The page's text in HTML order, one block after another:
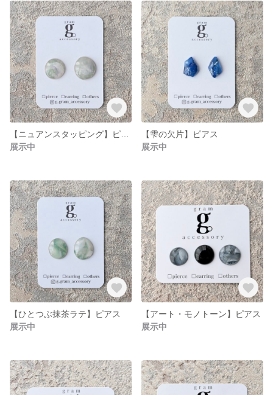
展示中
【雫の欠片】ピアス
展示中
【ひとつぶ抹茶ラテ】ピアス
展示中
【アート・モノトーン】ピアス
展示中